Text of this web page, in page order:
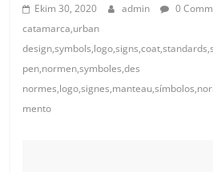
Ekim 30, 2020 admin 0
catamarca,urban
pen,normen,symboles,des
mento